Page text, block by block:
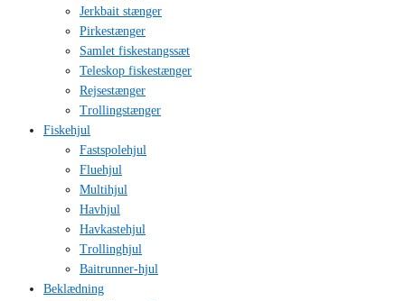
Jerkbait stænger
Pirkestænger
Samlet fiskestangssæt
Teleskop fiskestænger
Rejsestænger
Trollingstænger
Fiskehjul
Fastspolehjul
Fluehjul
Multihjul
Havhjul
Havkastehjul
Trollinghjul
Baitrunner-hjul
Beklædning